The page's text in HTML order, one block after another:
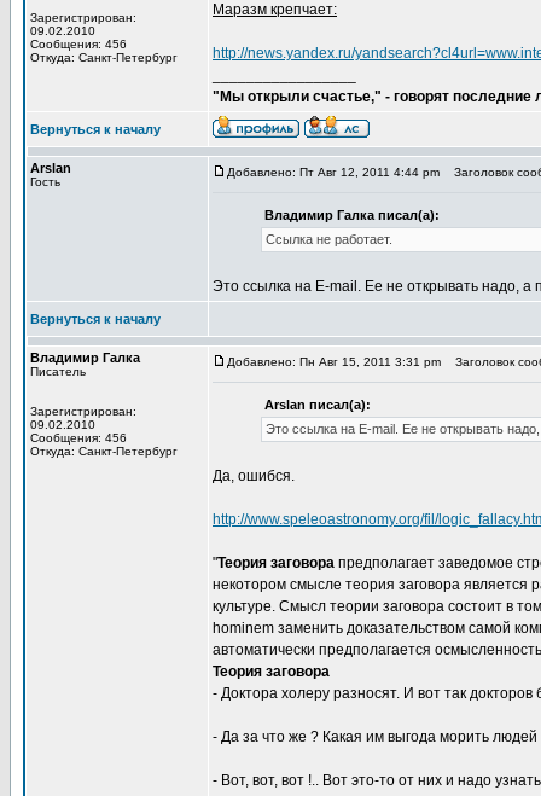
Зарегистрирован:
09.02.2010
Сообщения: 456
Откуда: Санкт-Петербург
Маразм крепчает:
http://news.yandex.ru/
"Мы открыли счастье," - говорят
Вернуться к началу
Arslan
Гость
Добавлено: Пт Авг 12, 2011 4:44 pm Заголовок
Владимир Галка писал(а):
Ссылка не работает.
Это ссылка на E-mail. Ее не открывать надо, а
Вернуться к началу
Владимир Галка
Писатель
Зарегистрирован:
09.02.2010
Сообщения: 456
Откуда: Санкт-Петербург
Добавлено: Пн Авг 15, 2011 3:31 pm Заголовок
Arslan писал(а):
Это ссылка на E-mail. Ее не открывать
Да, ошибся.
http://www.speleoastronomy.org/fil/
"Теория заговора предполагает заведомое
некотором смысле теория заговора является
культуре. Смысл теории заговора состоит в
hominem заменить доказательством самой
автоматически предполагается
Теория заговора
- Доктора холеру разносят. И вот так докторов
- Да за что же ? Какая им выгода морить людей
- Вот, вот, вот !.. Вот это-то от них и надо